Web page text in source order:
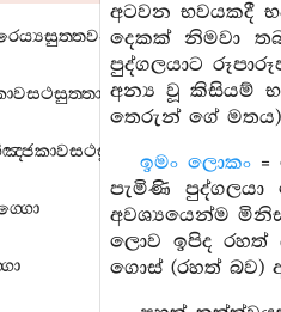
අටවන භවයකදී
දෙකක් නිමවා
පුද්ගලයාට
අන්‍ය වූ කිසියම්
තෙරුන් ගේ මතය)
ඉමං ලොකං=
පැමිණි
අවශ්‍යයෙන්ම
ලොව ඉපිද රහත්
ගොස් (රහත් බව)